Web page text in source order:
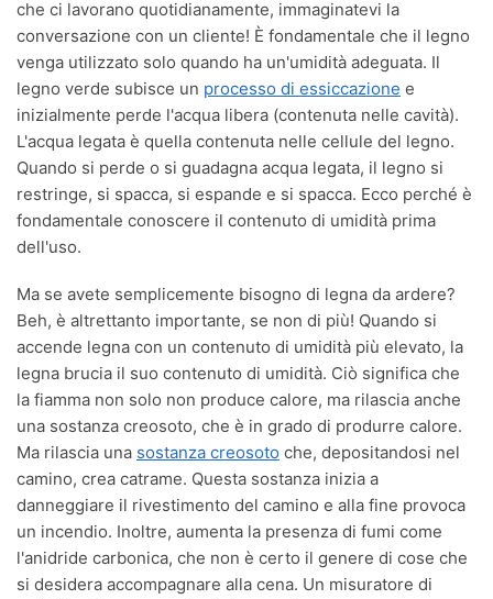
che ci lavorano quotidianamente, immaginatevi la
conversazione con un cliente! È fondamentale che il legno
venga utilizzato solo quando ha un'umidità adeguata. Il
legno verde subisce un processo di essiccazione e
inizialmente perde l'acqua libera (contenuta nelle cavità).
L'acqua legata è quella contenuta nelle cellule del legno.
Quando si perde o si guadagna acqua legata, il legno si
restringe, si spacca, si espande e si spacca. Ecco perché è
fondamentale conoscere il contenuto di umidità prima
dell'uso.
Ma se avete semplicemente bisogno di legna da ardere?
Beh, è altrettanto importante, se non di più! Quando si
accende legna con un contenuto di umidità più elevato, la
legna brucia il suo contenuto di umidità. Ciò significa che
la fiamma non solo non produce calore, ma rilascia anche
una sostanza creosoto, che è in grado di produrre calore.
Ma rilascia una sostanza creosoto che, depositandosi nel
camino, crea catrame. Questa sostanza inizia a
danneggiare il rivestimento del camino e alla fine provoca
un incendio. Inoltre, aumenta la presenza di fumi come
l'anidride carbonica, che non è certo il genere di cose che
si desidera accompagnare alla cena. Un misuratore di